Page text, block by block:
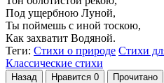
Под ущербною Луной,
Ты поймешь с иной тоскою,
Как захватит Водяной.
Теги: Стихи о природе Стихи
Классические стихи
Назад Нравится 0 Прочитано